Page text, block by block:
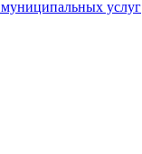
услуг